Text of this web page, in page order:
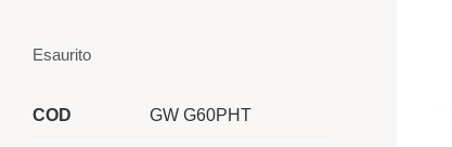
Esaurito
COD GW G60PHT